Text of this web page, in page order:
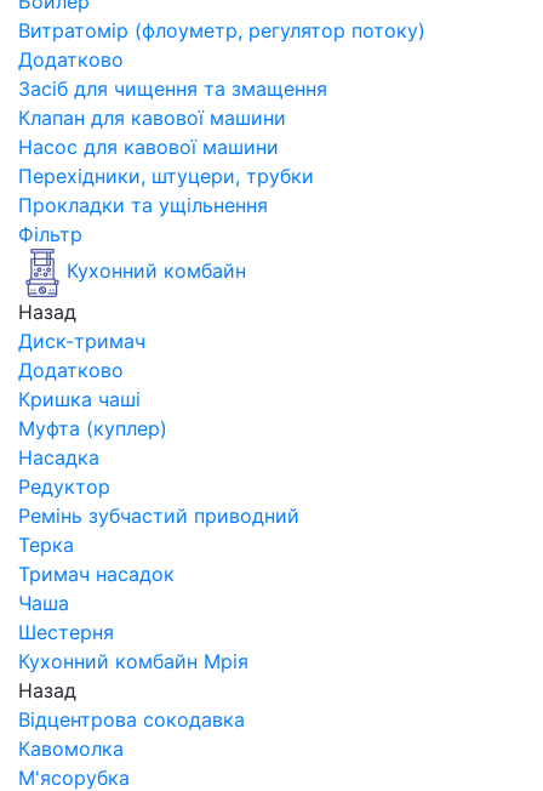
Витратомір (флоуметр, регулятор потоку)
Додатково
Засіб для чищення та змащення
Клапан для кавової машини
Насос для кавової машини
Перехідники, штуцери, трубки
Прокладки та ущільнення
Фільтр
Кухонний комбайн
Назад
Диск-тримач
Додатково
Кришка чаші
Муфта (куплер)
Насадка
Редуктор
Ремінь зубчастий приводний
Терка
Тримач насадок
Чаша
Шестерня
Кухонний комбайн Мрія
Назад
Відцентрова сокодавка
Кавомолка
М'ясорубка